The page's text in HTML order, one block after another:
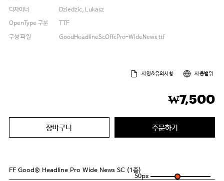
디자이너
Dziedzic, Lukasz
OpenType 구분
TTF
구성 파일
GoodHeadlineScOffcPro-WideNews.ttf
사양&유의사항 사용범위
₩7,500
장바구니 주문하기
FF Good® Headline Pro Wide News SC (1종)
50px